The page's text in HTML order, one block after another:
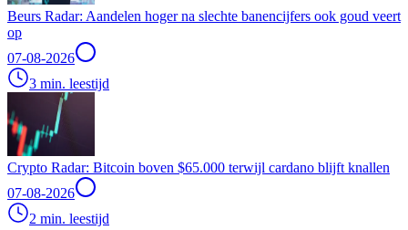
Beurs Radar: Aandelen hoger na slechte banencijfers ook goud veert
op
07-08-2026
3 min. leestijd
Crypto Radar: Bitcoin boven $65.000 terwijl cardano blijft knallen
07-08-2026
2 min. leestijd